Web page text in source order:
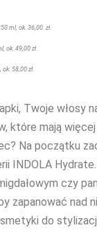
ml, ok. 36,00. zł.
ok. 49,00 zł.
58,00 zł.
Twoje włosy
mają więcej
Na początku
INDOLA
czy
zapanować nad
do